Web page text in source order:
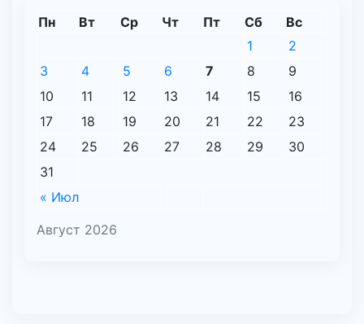
Август 2026
Пн Вт Ср Чт Пт Сб Вс
« Июл
1
2
3
4 5 6 7 8
9
10
11 12 13 14 15
16
17
18 19 20 21 22
23
24
25 26 27 28 29
30
31